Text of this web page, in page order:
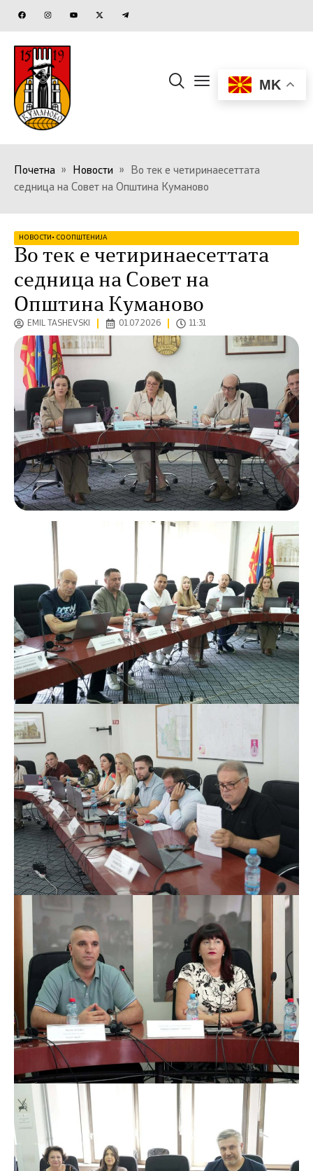
MK
Почетна » Новости »
Во тек е четиринаесеттата
седница на Совет на Општина Куманово
НОВОСТИ • СООПШТЕНИЈА
Во тек е четиринаесеттата
седница на Совет на
Општина Куманово
EMIL TASHEVSKI 01.07.2026 11:31